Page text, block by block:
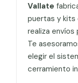
Vallate
puertas y kits
realiza envíos
Te
elegir el
cerramiento